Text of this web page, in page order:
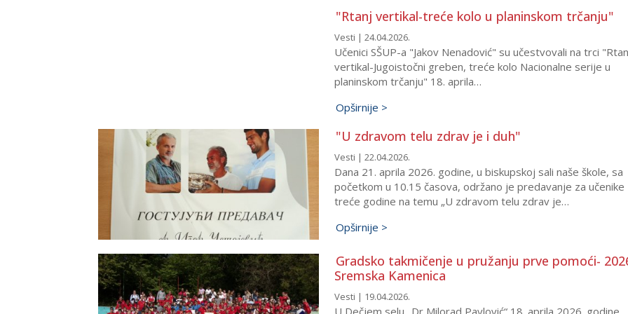
"Rtanj vertikal-treće kolo u planinskom trčanju"
Vesti | 24.04.2026.
Učenici SŠUP-a "Jakov Nenadović" su učestvovali na trci
vertikal-Jugoistočni greben, treće kolo Nacionalne serije u
planinskom trčanju" 18. aprila…
Opširnije >
"U zdravom telu zdrav je i duh"
Vesti | 22.04.2026.
Dana 21. aprila 2026. godine, u biskupskoj sali naše škole, sa
početkom u 10.15 časova, održano je predavanje za učenike
treće godine na temu „U zdravom telu zdrav je…
Opširnije >
Gradsko takmičenje u pružanju prve pomoći-
Sremska Kamenica
Vesti | 19.04.2026.
U Dečjem selu „Dr Milorad Pavlović“ 18. aprila 2026. godine